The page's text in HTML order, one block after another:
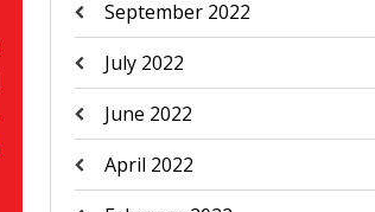
September 2022
July 2022
June 2022
April 2022